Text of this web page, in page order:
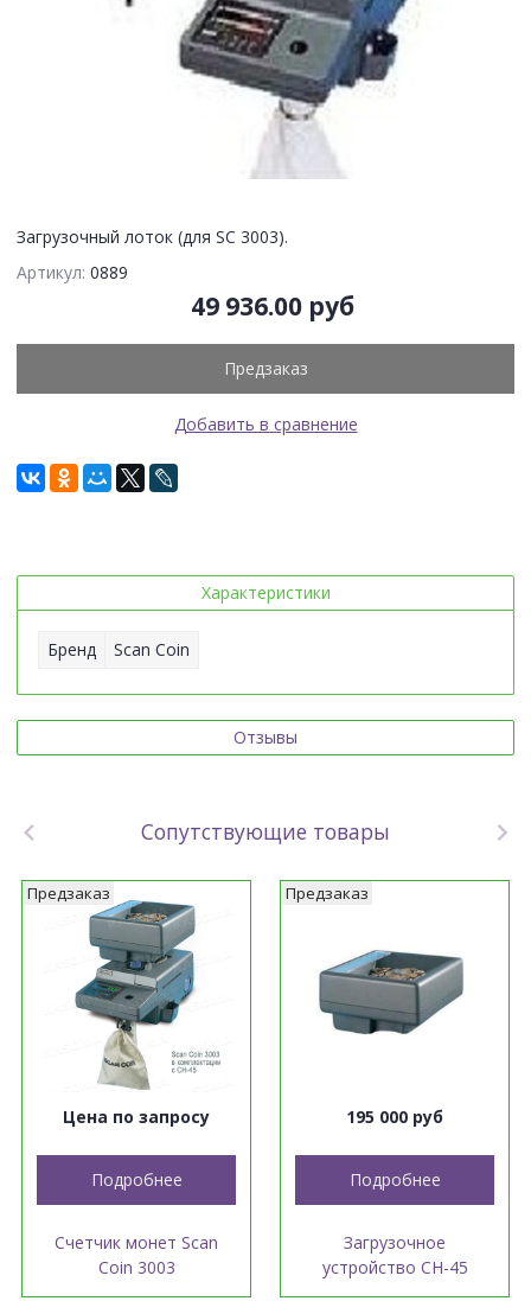
Загрузочный лоток (для SC 3003).
Артикул: 0889
49 936.00 руб
Предзаказ
Добавить в сравнение
Характеристики
Бренд Scan Coin
Отзывы
Сопутствующие товары
Предзаказ
Цена по запросу
Подробнее
Счетчик монет Scan
Coin 3003
Предзаказ
195 000 руб
Подробнее
Загрузочное
устройство CH-45